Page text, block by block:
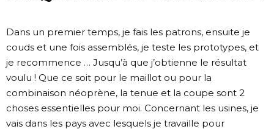
Dans un premier temps, je fais les patrons, ensuite je
couds et une fois assemblés, je teste les prototypes, et
je recommence … Jusqu’à que j’obtienne le résultat
voulu ! Que ce soit pour le maillot ou pour la
combinaison néoprène, la tenue et la coupe sont 2
choses essentielles pour moi. Concernant les usines, je
vais dans les pays avec lesquels je travaille pour